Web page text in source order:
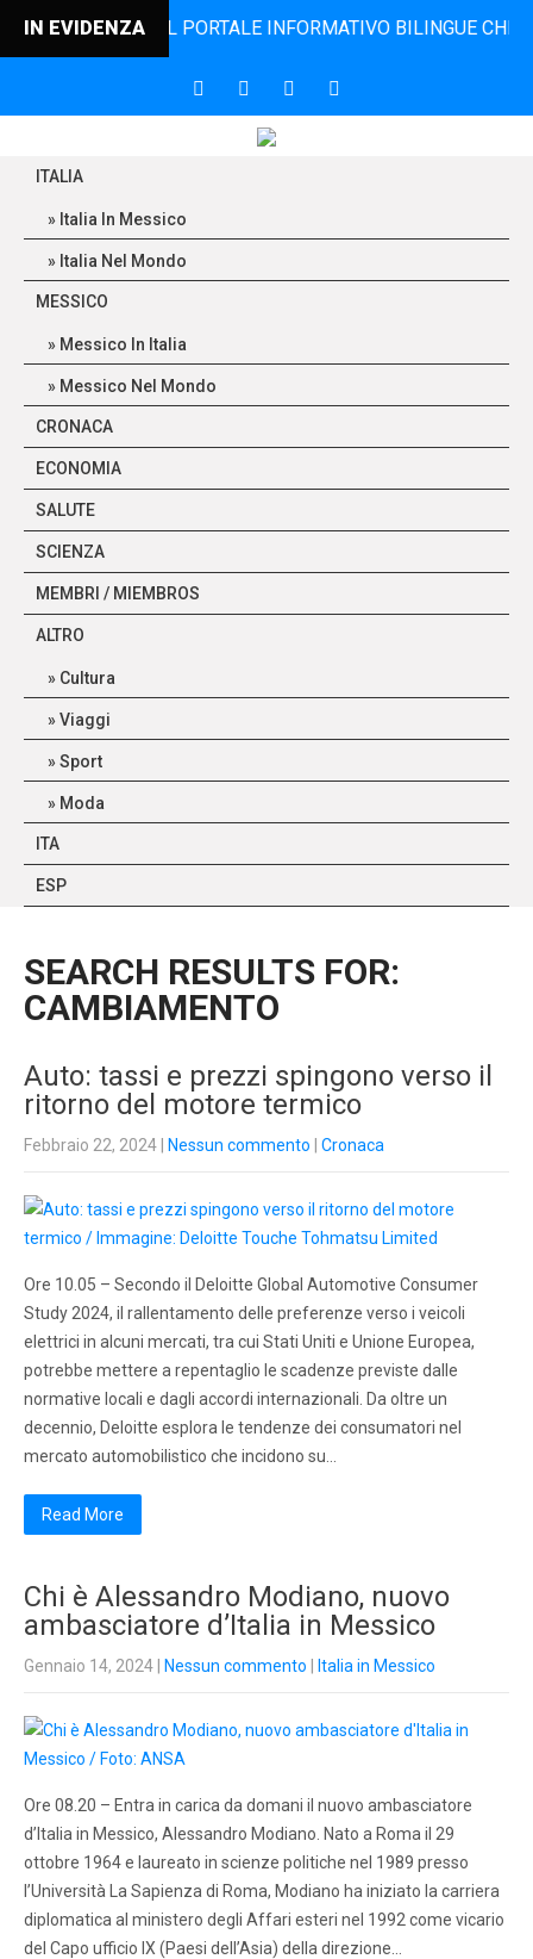
IN EVIDENZAIL PORTALE INFORMATIVO BILINGUE CHE DAL
ITALIA
Italia In Messico
Italia Nel Mondo
MESSICO
Messico In Italia
Messico Nel Mondo
CRONACA
ECONOMIA
SALUTE
SCIENZA
MEMBRI / MIEMBROS
ALTRO
Cultura
Viaggi
Sport
Moda
ITA
ESP
SEARCH RESULTS FOR:
CAMBIAMENTO
Auto: tassi e prezzi spingono verso il
ritorno del motore termico
Febbraio 22, 2024 Nessun commento Cronaca
Ore 10.05 – Secondo il Deloitte Global Automotive Consumer
Study 2024, il rallentamento delle preferenze verso i veicoli
elettrici in alcuni mercati, tra cui Stati Uniti e Unione Europea,
potrebbe mettere a repentaglio le scadenze previste dalle
normative locali e dagli accordi internazionali. Da oltre un
decennio, Deloitte esplora le tendenze dei consumatori nel
mercato automobilistico che incidono su…
Read More
Chi è Alessandro Modiano, nuovo
ambasciatore d’Italia in Messico
Gennaio 14, 2024 Nessun commento Italia in Messico
Ore 08.20 – Entra in carica da domani il nuovo ambasciatore
d’Italia in Messico, Alessandro Modiano. Nato a Roma il 29
ottobre 1964 e laureato in scienze politiche nel 1989 presso
l’Università La Sapienza di Roma, Modiano ha iniziato la carriera
diplomatica al ministero degli Affari esteri nel 1992 come vicario
del Capo ufficio IX (Paesi dell’Asia) della direzione…